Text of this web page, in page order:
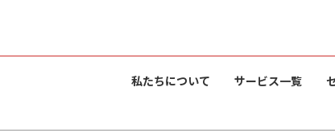
私たちについて サービス一覧